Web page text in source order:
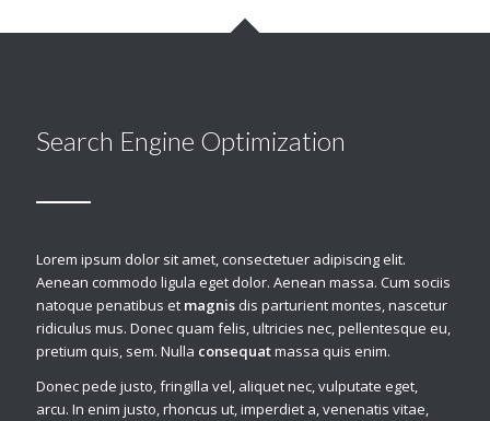
Search Engine Optimization
Lorem ipsum dolor sit amet, consectetuer adipiscing elit.
Aenean commodo ligula eget dolor. Aenean massa. Cum sociis
natoque penatibus et magnisdis parturient montes, nascetur
ridiculus mus. Donec quam felis, ultricies nec, pellentesque eu,
pretium quis, sem. Nulla consequatmassa quis enim.
Donec pede justo, fringilla vel, aliquet nec, vulputate eget,
arcu. In enim justo, rhoncus ut, imperdiet a, venenatis vitae,